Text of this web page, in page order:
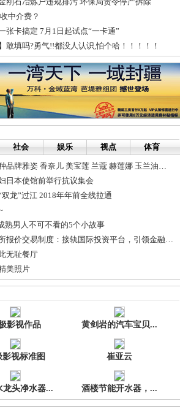
中介费？
张卡搞定 7月1日起试点“一卡通”
敢填吗?勇气!!都没人认识,怕个哈！！！！！
社会 娱乐 视点 体育
批发零售各种品牌雅姿 香奈儿 美宝莲 兰蔻 赫莲娜 玉兰油化妆品
日本使馆前举行抗议集会
龙”过江 2018年年前全线拉通
熟男人不可不看的5个小故事
太平洋交易所报价交易制度：接轨国际投资平台，引领金融新征途
无耻餐厅
美照片
美容医院曝光 西安艺星整容 曹刘静
“撑死老爷子”
影视作品 黄剑岩的汽车宝贝...
影视标准图 崔亚云
龙头净水器... 酒楼节能开水器，...